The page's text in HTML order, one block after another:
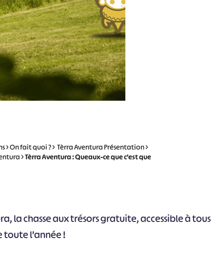
>On fait quoi ?> Tèrra Aventura Présentation>
>Tèrra Aventura : Queaux-ce que c’est que
la chasse aux trésors gratuite, accessible à tous
l’année !